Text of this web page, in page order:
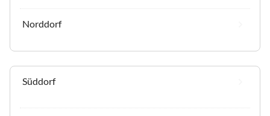
Norddorf
Süddorf